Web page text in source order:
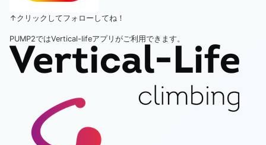
↑クリックしてフォローしてね！
PUMP2ではVertical-lifeアプリがご利用できます。